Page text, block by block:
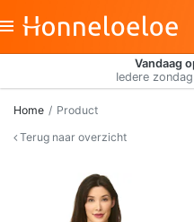
Vandaag
Iedere
Home
Product
Terug naar overzicht